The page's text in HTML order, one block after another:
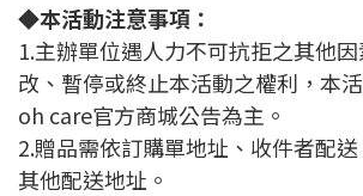
◆本活動注意事項：
1.主辦單位遇人力不可抗拒之其他
改、暫停或終止本活動之權利，本
oh care官方商城公告為主。
2.贈品需依訂購單地址、收件者配
其他配送地址。